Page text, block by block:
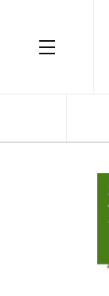
OFF CANVAS